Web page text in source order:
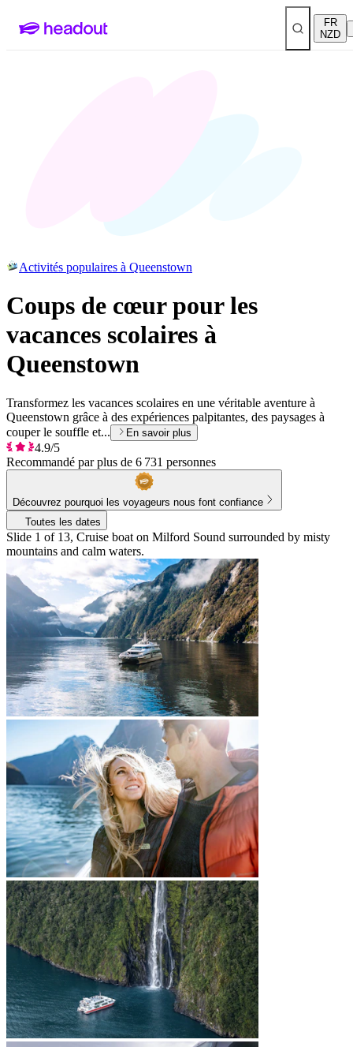
FR
NZD
Activités populaires à Queenstown
Coups de cœur pour les
vacances scolaires à
Queenstown
Transformez les vacances scolaires en une véritable aventure à
Queenstown grâce à des expériences palpitantes, des paysages à
couper le souffle et...
En savoir plus
4.9/5
Recommandé par plus de 6 731 personnes
Découvrez pourquoi les voyageurs nous font confiance
Toutes les dates
Slide 1 of 13, Cruise boat on Milford Sound surrounded by misty
mountains and calm waters.